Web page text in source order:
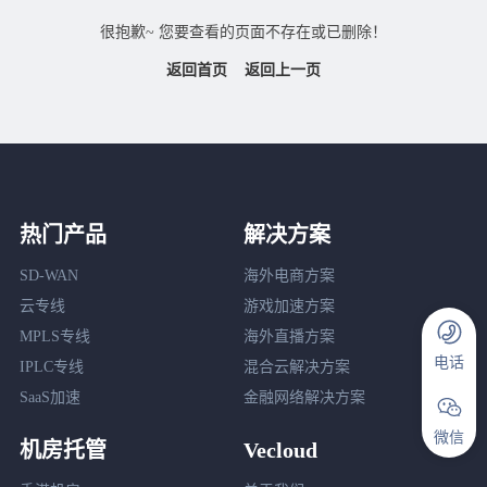
很抱歉~ 您要查看的页面不存在或已删除！
返回首页 返回上一页
热门产品
SD-WAN
云专线
MPLS专线
IPLC专线
SaaS加速
解决方案
海外电商方案
游戏加速方案
海外直播方案
混合云解决方案
金融网络解决方案
机房托管 Vecloud
电话
微信